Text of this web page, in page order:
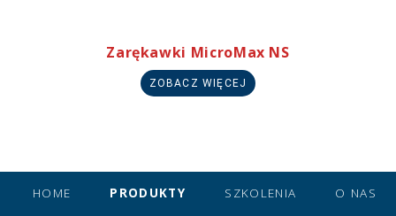
Zarękawki MicroMax NS
ZOBACZ WIĘCEJ
HOME PRODUKTY SZKOLENIA O NAS